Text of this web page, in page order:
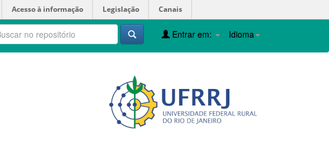
Acesso à informação Legislação Canais
Idioma
Entrar em: